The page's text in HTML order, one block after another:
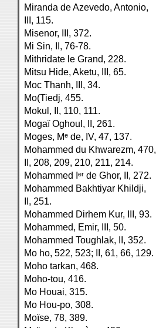
Miranda de Azevedo, Antonio,
III, 115.
Misenor, III, 372.
Mi Sin, II, 76-78.
Mithridate le Grand, 228.
Mitsu Hide, Aketu, III, 65.
Moc Thanh, III, 34.
Mo(Tiedj, 455.
Mokul, II, 110, 111.
Mogaï Oghoul, II, 261.
Moges, Mᵉ de, IV, 47, 137.
Mohammed du Khwarezm, 470,
II, 208, 209, 210, 211, 214.
Mohammed Iᵉʳ de Ghor, II, 272.
Mohammed Bakhtiyar Khildji,
II, 251.
Mohammed Dirhem Kur, III, 93.
Mohammed, Emir, III, 50.
Mohammed Toughlak, II, 352.
Mo ho, 522, 523; II, 61, 66, 129.
Moho tarkan, 468.
Moho-tou, 416.
Mo Houai, 315.
Mo Hou-po, 308.
Moïse, 78, 389.